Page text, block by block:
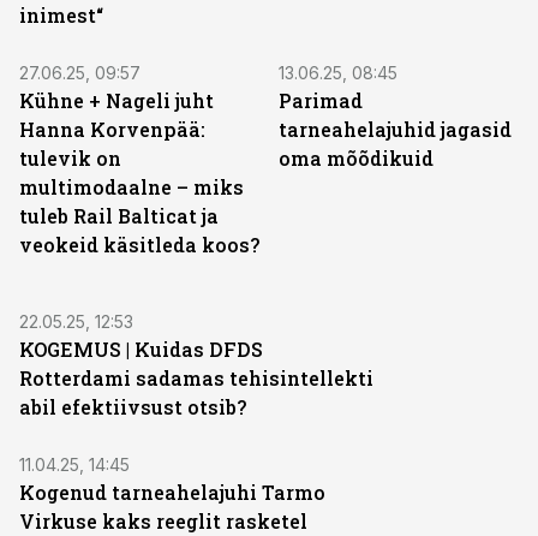
inimest“
27.06.25, 09:57
Kühne + Nageli juht
Hanna Korvenpää:
tulevik on
multimodaalne – miks
tuleb Rail Balticat ja
veokeid käsitleda koos?
13.06.25, 08:45
Parimad
tarneahelajuhid jagasid
oma mõõdikuid
22.05.25, 12:53
KOGEMUS | Kuidas DFDS
Rotterdami sadamas tehisintellekti
abil efektiivsust otsib?
11.04.25, 14:45
Kogenud tarneahelajuhi Tarmo
Virkuse kaks reeglit rasketel